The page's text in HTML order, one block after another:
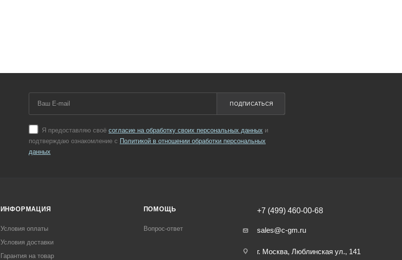
Я предоставляю своё согласие на обработку своих персональных данных и
подтверждаю ознакомление с Политикой в отношении обработки персональных
данных
ПОДПИСАТЬСЯ
ИНФОРМАЦИЯ
Условия оплаты
Условия доставки
Гарантия на товар
ПОМОЩЬ
Вопрос-ответ
+7 (499) 460-00-68
sales@c-gm.ru
г. Москва, Люблинская ул., 141